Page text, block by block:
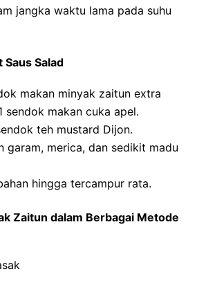
jangka waktu lama pada suhu
Saus Salad
makan minyak zaitun extra
sendok makan cuka apel.
teh mustard Dijon.
garam, merica, dan sedikit madu
hingga tercampur rata.
Zaitun dalam Berbagai Metode